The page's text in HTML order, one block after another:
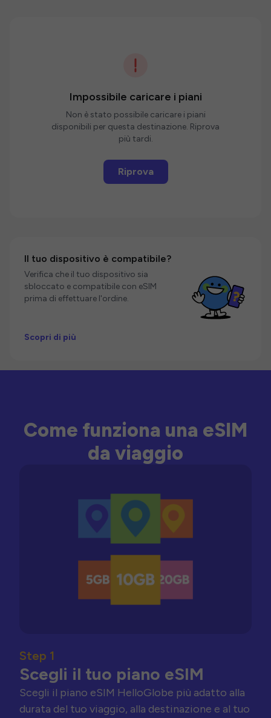
Impossibile caricare i piani
Non è stato possibile caricare i piani
disponibili per questa destinazione. Riprova
più tardi.
Riprova
Il tuo dispositivo è compatibile?
Verifica che il tuo dispositivo sia
sbloccato e compatibile con eSIM
prima di effettuare l'ordine.
Scopri di più
Come funziona una eSIM
da viaggio
Step 1
Scegli il tuo piano eSIM
Scegli il piano eSIM HelloGlobe più adatto alla
durata del tuo viaggio, alla destinazione e al tuo